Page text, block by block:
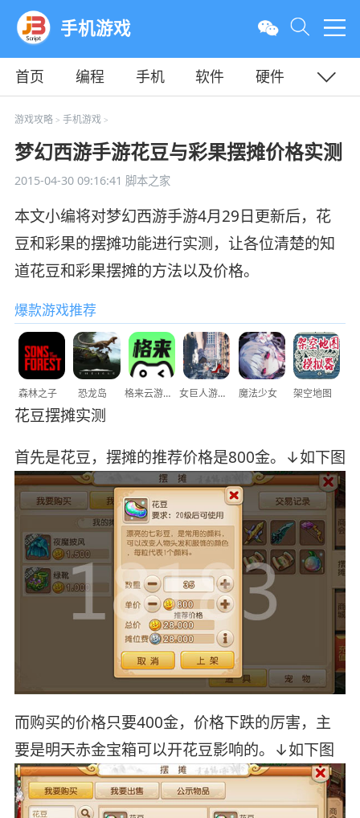
手机游戏
首页 编程 手机 软件
硬件
教程
平面
游戏攻略> 手机游戏>
梦幻西游手游花豆与彩果摆摊价格实测
2015-04-30 09:16:41 脚本之家
本文小编将对梦幻西游手游4月29日更新后，花
豆和彩果的摆摊功能进行实测，让各位清楚的知
道花豆和彩果摆摊的方法以及价格。
爆款游戏推荐
森林之子 恐龙岛 格来云游戏 女巨人游乐场 魔法少女 架空地图
花豆摆摊实测
首先是花豆，摆摊的推荐价格是800金。↓如下图
而购买的价格只要400金，价格下跌的厉害，主
要是明天赤金宝箱可以开花豆影响的。↓如下图